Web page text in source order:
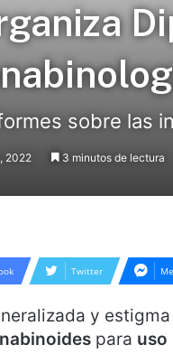
sobre las
2022 3 minutos de lectura
Twitter
y
para uso